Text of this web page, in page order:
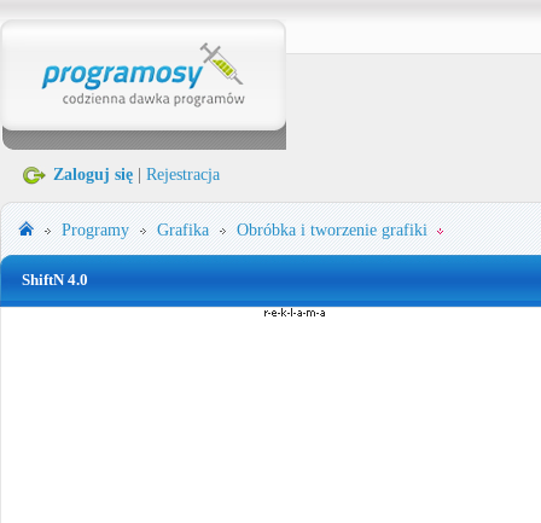
Zaloguj się Rejestracja
Programy Grafika Obróbka i tworzenie grafiki
ShiftN 4.0